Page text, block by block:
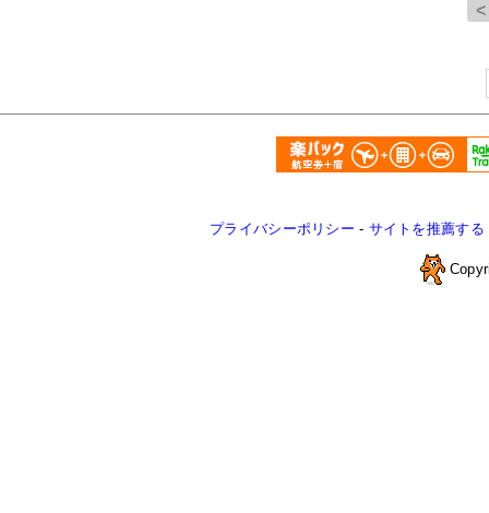
プライバシーポリシー - サイトを推薦する